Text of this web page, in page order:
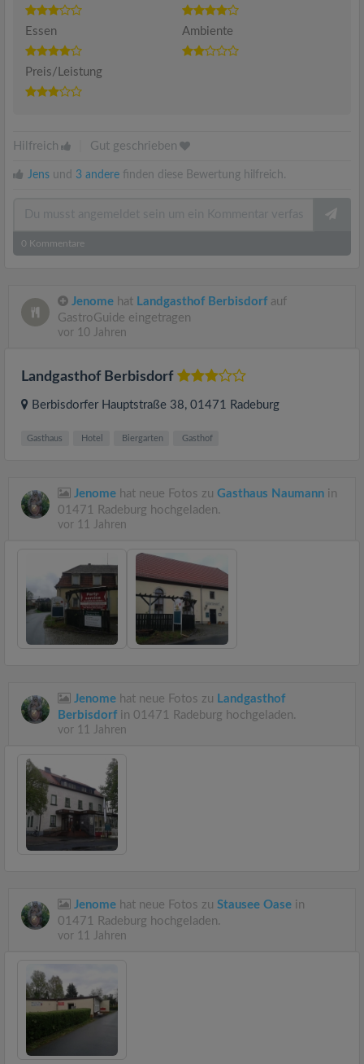
Essen Ambiente
Preis/Leistung
Hilfreich Gut geschrieben
Jens und 3 andere finden diese Bewertung hilfreich.
0 Kommentare
Jenome hat Landgasthof Berbisdorf auf
GastroGuide eingetragen
vor 10 Jahren
Landgasthof Berbisdorf
Berbisdorfer Hauptstraße 38, 01471 Radeburg
Gasthaus Hotel Biergarten Gasthof
Jenome hat neue Fotos zu Gasthaus Naumann in
01471 Radeburg hochgeladen.
vor 11 Jahren
Jenome hat neue Fotos zu Landgasthof
Berbisdorf in 01471 Radeburg hochgeladen.
vor 11 Jahren
Jenome hat neue Fotos zu Stausee Oase in
01471 Radeburg hochgeladen.
vor 11 Jahren